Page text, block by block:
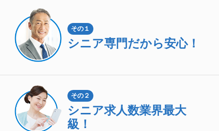
その１
シニア専門だから安心！
その２
シニア求人数業界最大
級！